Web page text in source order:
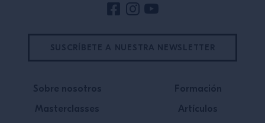
Sobre nosotros
Masterclasses
Formación
Artículos
SUSCRÍBETE A NUESTRA NEWSLETTER